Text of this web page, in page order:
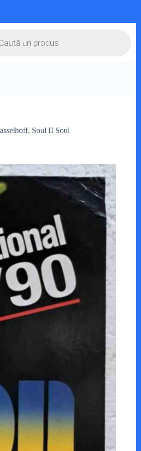
Soul II Soul